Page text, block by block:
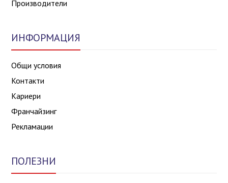
Производители
ИНФОРМАЦИЯ
Общи условия
Контакти
Кариери
Франчайзинг
Рекламации
ПОЛЕЗНИ